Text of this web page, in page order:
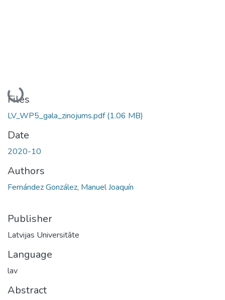
Loading...
Files
LV_WP5_gala_zinojums.pdf(1.06 MB)
Date
2020-10
Authors
Fernández González, Manuel Joaquín
Publisher
Latvijas Universitāte
Language
lav
Abstract